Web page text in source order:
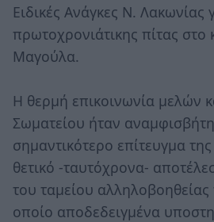
Ειδικές Ανάγκες Ν. Λακωνίας
πρωτοχρονιάτικης πίτας στο
Μαγούλα.
Η θερμή επικοινωνία μελών
Σωματείου ήταν
σημαντικότερο επίτευγμα
θετικό -ταυτόχρονα-
του ταμείου
οποίο αποδεδειγμένα